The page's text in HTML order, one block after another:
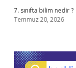
7. sınıfta bilim nedir ?
Temmuz 20, 2026